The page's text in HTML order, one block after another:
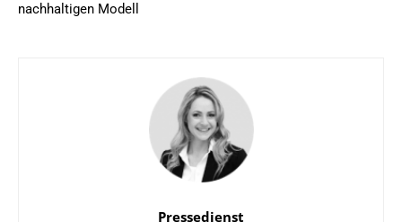
nachhaltigen Modell
Pressedienst